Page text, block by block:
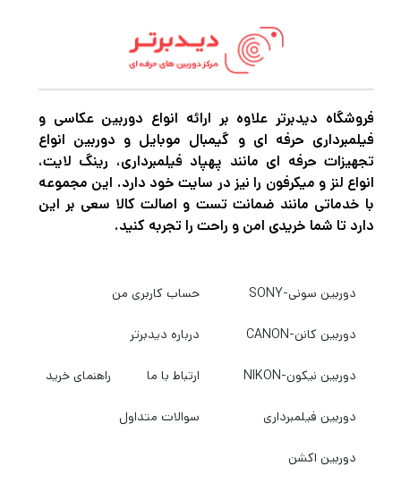
فروشگاه دیدبرتر علاوه بر ارائه انواع دوربین عکاسی و
فیلمبرداری حرفه ای و گیمبال موبایل و دوربین انواع
تجهیزات حرفه ای مانند پهپاد فیلمبرداری، رینگ لایت،
انواع لنز و میکرفون را نیز در سایت خود دارد. این مجموعه
با خدماتی مانند ضمانت تست و اصالت کالا سعی بر این
دارد تا شما خریدی امن و راحت را تجربه کنید.
دوربین سونی-SONY
دوربین کانن-CANON
دوربین نیکون-NIKON
دوربین فیلمبرداری
دوربین اکشن
حساب کاربری من
درباره دیدبرتر
ارتباط با ما راهنمای خرید
سوالات متداول